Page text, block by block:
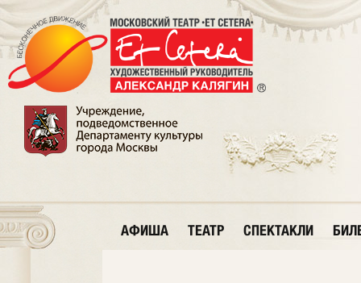
АФИША ТЕАТР СПЕКТАКЛИ